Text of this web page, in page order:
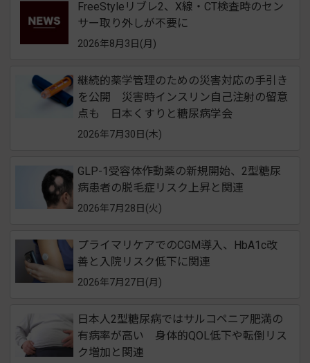
FreeStyleリブレ2、X線・CT検査時のセン
サー取り外しが不要に
2026年8月3日(月)
継続的薬学管理のための災害対応の手引き
を公開 災害時インスリン自己注射の留意
点も 日本くすりと糖尿病学会
2026年7月30日(木)
GLP-1受容体作動薬の新規開始、2型糖尿
病患者の脱毛症リスク上昇と関連
2026年7月28日(火)
プライマリケアでのCGM導入、HbA1c改
善と入院リスク低下に関連
2026年7月27日(月)
日本人2型糖尿病ではサルコペニア肥満の
有病率が高い 身体的QOL低下や転倒リス
ク増加と関連